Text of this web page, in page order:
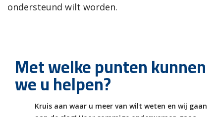
ondersteund wilt worden.
Met welke punten kunnen
we u helpen?
Kruis aan waar u meer van wilt weten en wij gaan